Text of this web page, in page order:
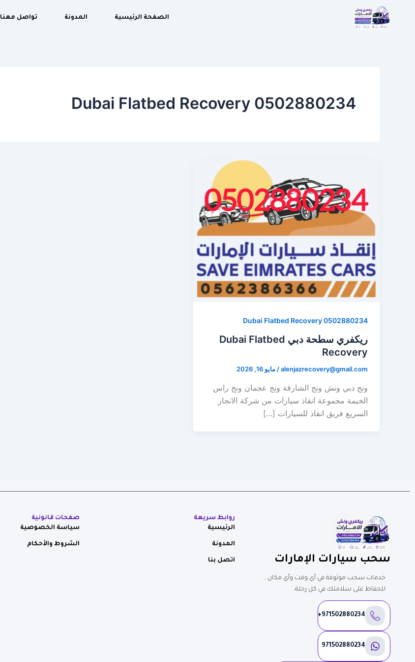
الصفحة الرئيسية المدونة تواصل معنا
Dubai Flatbed Recovery 0502880234
Dubai Flatbed Recovery 0502880234
ريكفري سطحة دبي Dubai Flatbed
Recovery
alenjazrecovery@gmail.com
/ مايو 16, 2026
ونج دبي ونش ونج الشارقة ونج عجمان ونج راس
الخيمة مجموعة انقاذ سيارات من شركة الانجاز
السريع فريق انقاذ للسيارات […]
سحب سيارات الإمارات
خدمات سحب موثوقة في أي وقت وأي مكان ,
للحفاظ على سلامتك في كل رحلة.
971502880234+
971502880234
روابط سريعة
الرئيسية
المدونة
اتصل بنا
صفحات قانونية
سياسة الخصوصية
الشروط والأحكام